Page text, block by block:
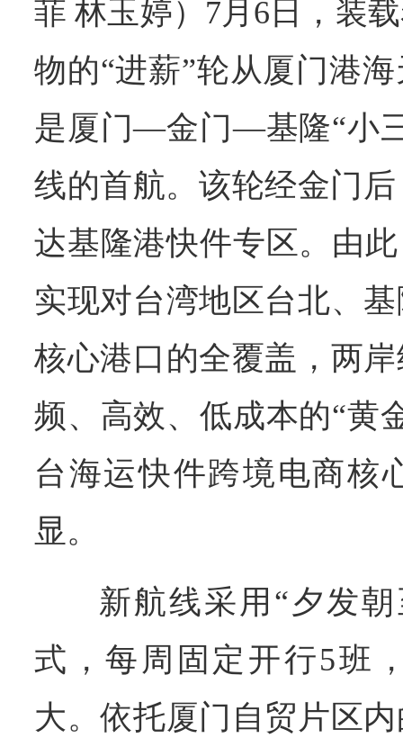
菲 林玉婷）7月6日，装
物的“进薪”轮从厦门港
是厦门—金门—基隆“小
线的首航。该轮经金门
达基隆港快件专区。由
实现对台湾地区台北、
核心港口的全覆盖，两
频、高效、低成本的“黄
台海运快件跨境电商核
显。
新航线采用“夕发
式，每周固定开行5班
大。依托厦门自贸片区